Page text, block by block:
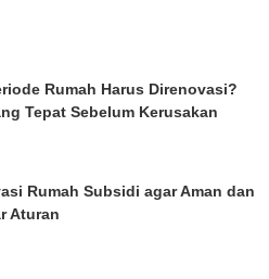
Rumah Harus Direnovasi?
Tepat Sebelum Kerusakan
Rumah Subsidi agar Aman dan
Aturan